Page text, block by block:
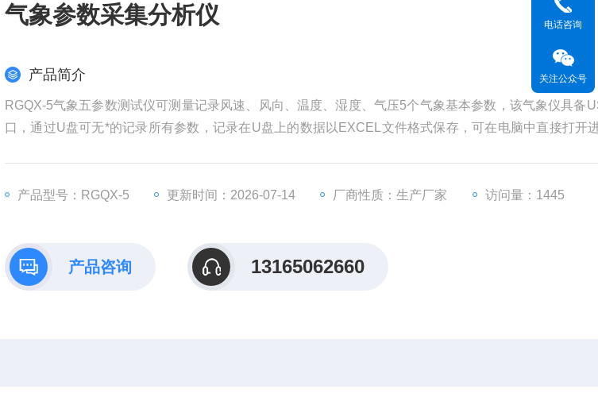
气象参数采集分析仪
产品简介
RGQX-5气象五参数测试仪可测量记录风速、风向、温度、湿度、气压5个气象基本参数，该气象仪具备
口，通过U盘可无*的记录所有参数，记录在U盘上的数据以EXCEL文件格式保存，可在电脑中直接打开
产品型号：RGQX-5 更新时间：2026-07-14 厂商性质：生产厂家 访问量：1445
产品咨询 13165062660
电话咨询
关注公众号